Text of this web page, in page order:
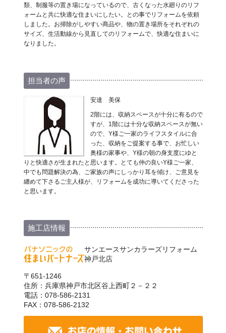
類、制服等の置き場になっているので、古くなった水廻りのリフ
ォームと共に快適な住まいにしたい。との事でリフォームを依頼
しました。お掃除がしやすい商品や、物の置き場所をそれぞれの
サイズ、生活動線から見直してのリフォームで、快適な住まいに
なりました。
担当者の声
安達 美保
2階には、収納スペースが十分に有るので
すが、1階には十分な収納スペースが無い
ので、Y様ご一家のライフスタイルに合
った、収納をご提案する事で、お忙しい
奥様の家事や、Y様の朝の身支度にゆと
りと快適さが生まれたと思います。とても仲の良いY様ご一家、
中でも問題解決の為、ご家族の声にしっかり耳を傾け、ご意見を
纏めて下さるご主人様が、リフォームを成功に導いてくださった
と思います。
施工店情報
サンエースサンカラーズリフォーム
神戸北店
〒651-1246
住所：兵庫県神戸市北区谷上西町２－２２
電話：078-586-2131
FAX：078-586-2132